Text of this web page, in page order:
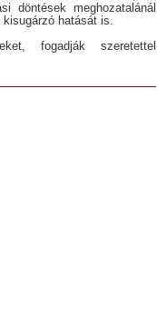
döntések meghozatalánál
hatását is.
fogadják szeretettel